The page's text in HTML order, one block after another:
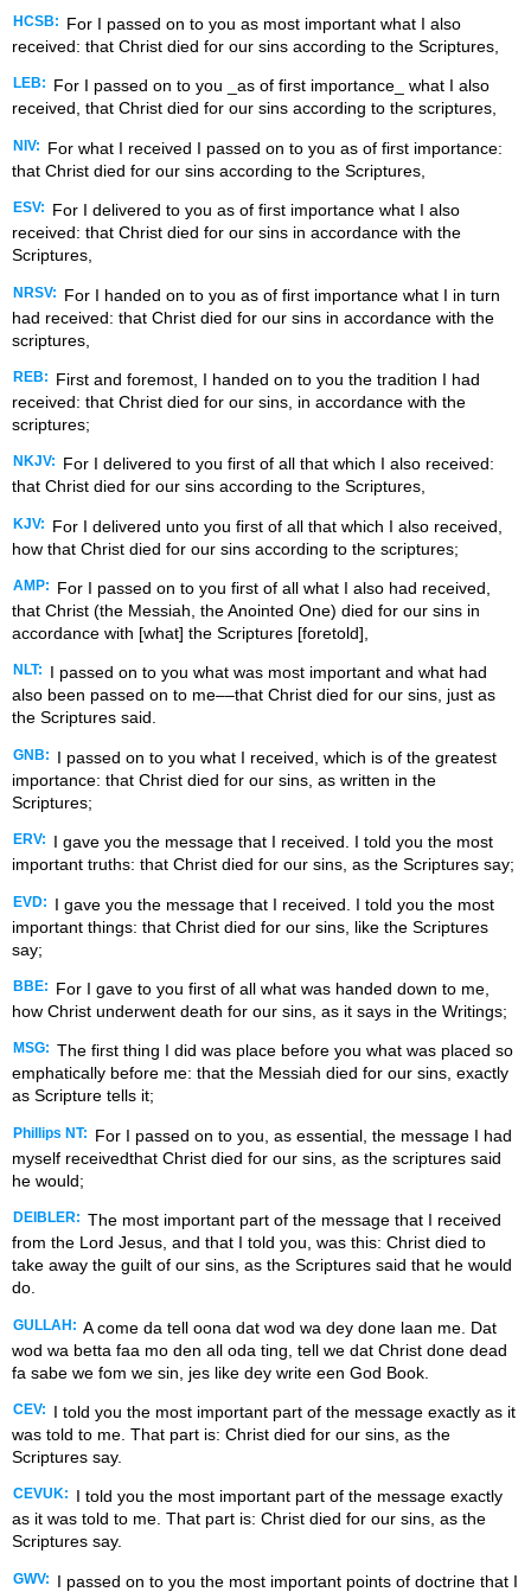
HCSB:
For I passed on to you as most important what I also
received: that Christ died for our sins according to the Scriptures,
LEB:
For I passed on to you _as of first importance_ what I also
received, that Christ died for our sins according to the scriptures,
NIV:
For what I received I passed on to you as of first importance:
that Christ died for our sins according to the Scriptures,
ESV:
For I delivered to you as of first importance what I also
received: that Christ died for our sins in accordance with the
Scriptures,
NRSV:
For I handed on to you as of first importance what I in turn
had received: that Christ died for our sins in accordance with the
scriptures,
REB:
First and foremost, I handed on to you the tradition I had
received: that Christ died for our sins, in accordance with the
scriptures;
NKJV:
For I delivered to you first of all that which I also received:
that Christ died for our sins according to the Scriptures,
KJV:
For I delivered unto you first of all that which I also received,
how that Christ died for our sins according to the scriptures;
AMP:
For I passed on to you first of all what I also had received,
that Christ (the Messiah, the Anointed One) died for our sins in
accordance with [what] the Scriptures [foretold],
NLT:
I passed on to you what was most important and what had
also been passed on to me––that Christ died for our sins, just as
the Scriptures said.
GNB:
I passed on to you what I received, which is of the greatest
importance: that Christ died for our sins, as written in the
Scriptures;
ERV:
I gave you the message that I received. I told you the most
important truths: that Christ died for our sins, as the Scriptures say;
EVD:
I gave you the message that I received. I told you the most
important things: that Christ died for our sins, like the Scriptures
say;
BBE:
For I gave to you first of all what was handed down to me,
how Christ underwent death for our sins, as it says in the Writings;
MSG: The first thing I did was place before you what was placed so
emphatically before me: that the Messiah died for our sins, exactly
as Scripture tells it;
Phillips NT:
For I passed on to you, as essential, the message I had
myself receivedthat Christ died for our sins, as the scriptures said
he would;
DEIBLER: The most important part of the message that I received
from the Lord Jesus, and that I told you, was this: Christ died to
take away the guilt of our sins, as the Scriptures said that he would
do.
GULLAH: A come da tell oona dat wod wa dey done laan me. Dat
wod wa betta faa mo den all oda ting, tell we dat Christ done dead
fa sabe we fom we sin, jes like dey write een God Book.
CEV:
I told you the most important part of the message exactly as it
was told to me. That part is: Christ died for our sins, as the
Scriptures say.
CEVUK:
I told you the most important part of the message exactly
as it was told to me. That part is: Christ died for our sins, as the
Scriptures say.
GWV:
I passed on to you the most important points of doctrine that I